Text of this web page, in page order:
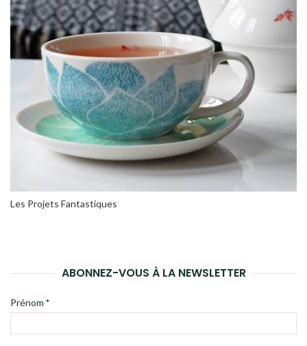
Les Projets Fantastiques
ABONNEZ-VOUS À LA NEWSLETTER
Prénom *